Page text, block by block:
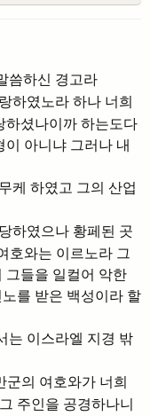
씀하신 경고라
하였노라 하나 너희
하셨나이까 하는도다
아니냐 그러나 내
케 하였고 그의 산업
하였으나 황페된 곳
호와는 이르노라 그
그들을 일컬어 악한
를 받은 백성이라 할
는 이스라엘 지경 밖
의 여호와가 너희
주인을 공경하나니